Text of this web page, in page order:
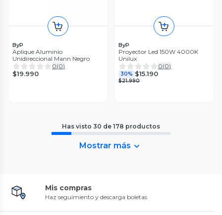
ByP
Aplique Aluminio
Unidireccional Mann Negro
0(0)
$19.990
ByP
Proyector Led 150W 4000K
Unilux
0(0)
30% $15.190
$21.990
Has visto 30 de 178 productos
Mostrar más
Mis compras
Haz seguimiento y descarga boletas